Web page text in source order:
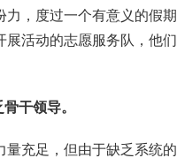
，度过一个有意义的假
展活动的志愿服务队，他
干领导。
充足，但由于缺乏系统